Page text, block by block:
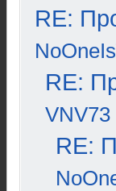
RE:
RE:
VNV73
RE: